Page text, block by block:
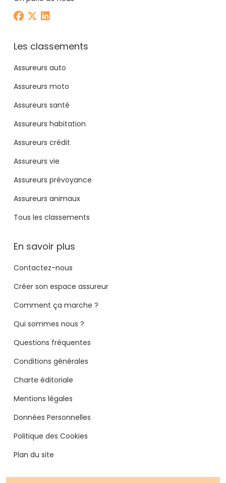
Les classements
Assureurs auto
Assureurs moto
Assureurs santé
Assureurs habitation
Assureurs crédit
Assureurs vie
Assureurs prévoyance
Assureurs animaux
Tous les classements
En savoir plus
Contactez-nous
Créer son espace assureur
Comment ça marche ?
Qui sommes nous ?
Questions fréquentes
Conditions générales
Charte éditoriale
Mentions légales
Données Personnelles
Politique des Cookies
Plan du site